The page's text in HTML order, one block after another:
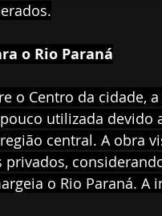
o Rio Paraná
o Centro da cidade,
utilizada devido
central. A obra
o Rio Paraná. A